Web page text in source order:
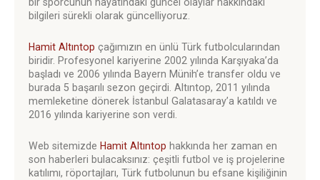
bilgileri sürekli olarak güncelliyoruz.
Hamit Altıntop çağımızın en ünlü Türk futbolcularından
biridir. Profesyonel kariyerine 2002 yılında Karşıyaka’da
başladı ve 2006 yılında Bayern Münih’e transfer oldu ve
burada 5 başarılı sezon geçirdi. Altıntop, 2011 yılında
memleketine dönerek İstanbul Galatasaray’a katıldı ve
2016 yılında kariyerine son verdi.
Web sitemizde Hamit Altıntop hakkında her zaman en
son haberleri bulacaksınız: çeşitli futbol ve iş projelerine
katılımı, röportajları, Türk futbolunun bu efsane kişiliğinin